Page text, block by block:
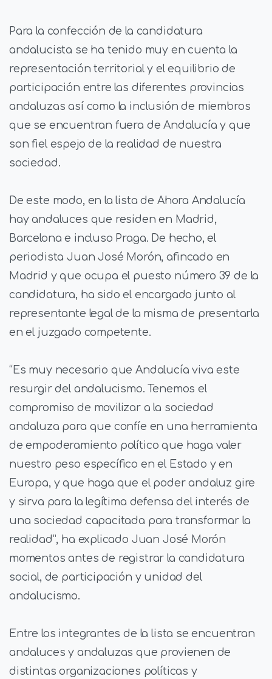
Para la confección de la candidatura
andalucista se ha tenido muy en cuenta la
representación territorial y el equilibrio de
participación entre las diferentes provincias
andaluzas así como la inclusión de miembros
que se encuentran fuera de Andalucía y que
son fiel espejo de la realidad de nuestra
sociedad.
De este modo, en la lista de Ahora Andalucía
hay andaluces que residen en Madrid,
Barcelona e incluso Praga. De hecho, el
periodista Juan José Morón, afincado en
Madrid y que ocupa el puesto número 39 de la
candidatura, ha sido el encargado junto al
representante legal de la misma de presentarla
en el juzgado competente.
“Es muy necesario que Andalucía viva este
resurgir del andalucismo. Tenemos el
compromiso de movilizar a la sociedad
andaluza para que confíe en una herramienta
de empoderamiento político que haga valer
nuestro peso específico en el Estado y en
Europa, y que haga que el poder andaluz gire
y sirva para la legítima defensa del interés de
una sociedad capacitada para transformar la
realidad”, ha explicado Juan José Morón
momentos antes de registrar la candidatura
social, de participación y unidad del
andalucismo.
Entre los integrantes de la lista se encuentran
andaluces y andaluzas que provienen de
distintas organizaciones políticas y